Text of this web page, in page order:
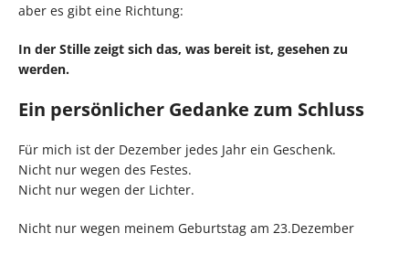
aber es gibt eine Richtung:
In der Stille zeigt sich das, was bereit ist, gesehen zu
werden.
Ein persönlicher Gedanke zum Schluss
Für mich ist der Dezember jedes Jahr ein Geschenk.
Nicht nur wegen des Festes.
Nicht nur wegen der Lichter.
Nicht nur wegen meinem Geburtstag am 23.Dezember